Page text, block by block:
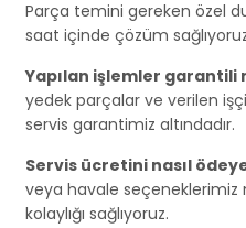
Parça temini gereken özel
saat içinde çözüm
Yapılan işlemler garantili
yedek parçalar ve verilen
servis garantimiz altındadır.
Servis ücretini nasıl
veya havale seçeneklerimiz
kolaylığı sağlıyoruz.